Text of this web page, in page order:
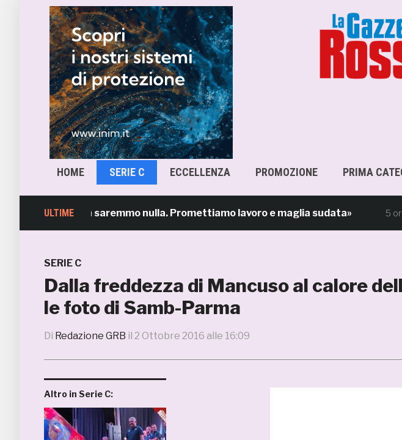
HOME SERIE C ECCELLENZA PROMOZIONE PRIMA
ULTIME
voi tifosi non saremmo nulla. Promettiamo lavoro e maglia sudata» 5 ore fa
SERIE C
Dalla freddezza di Mancuso al calore
le foto di Samb-Parma
Di Redazione GRB il 2 Ottobre 2016 alle 16:09
Altro in Serie C: